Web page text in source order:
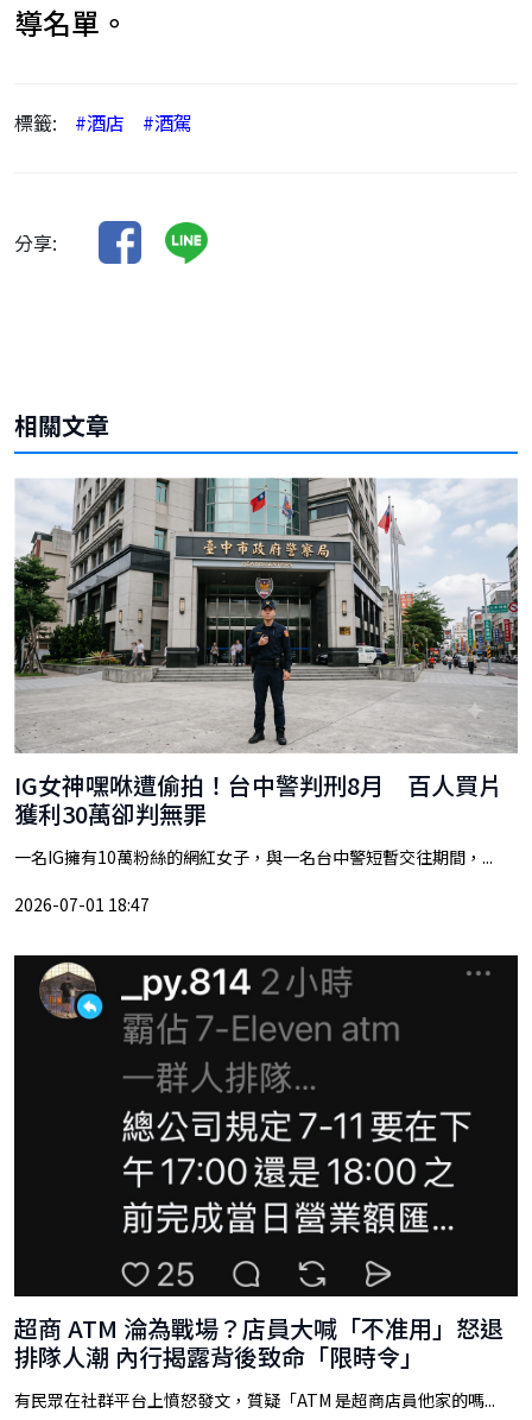
導名單。
標籤: #酒店 #酒駕
分享:
相關文章
IG女神嘿咻遭偷拍！台中警判刑8月 百人買片
獲利30萬卻判無罪
一名IG擁有10萬粉絲的網紅女子，與一名台中警短暫交往期間，...
2026-07-01 18:47
超商 ATM 淪為戰場？店員大喊「不准用」怒退
排隊人潮 內行揭露背後致命「限時令」
有民眾在社群平台上憤怒發文，質疑「ATM 是超商店員他家的嗎...